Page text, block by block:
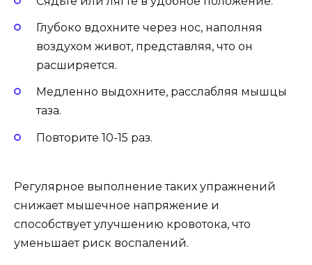
Глубоко вдохните через нос, наполняя
воздухом живот, представляя, что он
расширяется.
Медленно выдохните, расслабляя мышцы
таза.
Повторите 10-15 раз.
Регулярное выполнение таких упражнений
снижает мышечное напряжение и
способствует улучшению кровотока, что
уменьшает риск воспалений.